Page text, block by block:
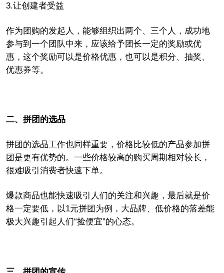
3.让创建者受益
作为团购的发起人，能够组织出两个、三个人，成功地
参与到一个团队中来，应该给予团长一定的奖励或优
惠，这个奖励可以是价格优惠，也可以是积分、抽奖、
优惠券等。
二、拼团的选品
拼团的选品工作也同样重要，价格比较低的产品参加拼
团是更有优势的。一些价格较高的购买周期相对较长，
很难吸引消费者快速下单。
爆款商品也能快速吸引人们的关注和兴趣，最后就是价
格一定要低，以1元拼团为例，大品牌、低价格的落差能
极大兴趣引起人们“捡便宜”的心态。